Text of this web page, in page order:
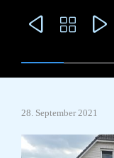
  
28. September 2021